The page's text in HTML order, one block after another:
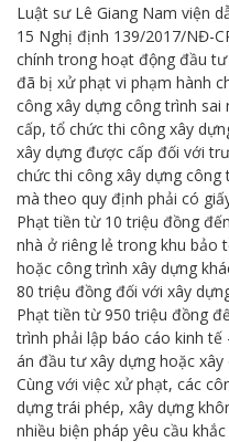
Luật sư Lê Giang Nam viện
15 Nghị định 139/2017/NĐ-
chính trong hoạt động đầu
đã bị xử phạt vi phạm hành
công xây dựng công trình
cấp, tổ chức thi công xây
xây dựng được cấp đối với
chức thi công xây dựng công
mà theo quy định phải có
Phạt tiền từ 10 triệu đồng
nhà ở riêng lẻ trong khu bảo
hoặc công trình xây dựng
80 triệu đồng đối với xây
Phạt tiền từ 950 triệu đồng
trình phải lập báo cáo kinh
án đầu tư xây dựng hoặc xây
Cùng với việc xử phạt, các
dựng trái phép, xây dựng
nhiều biện pháp yêu cầu